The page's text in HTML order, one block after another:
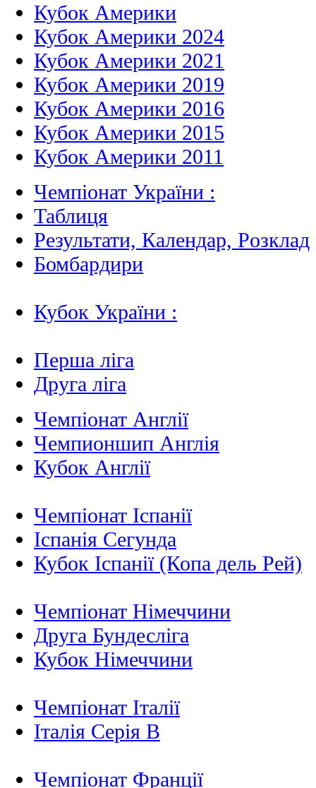
Кубок Америки
Кубок Америки 2024
Кубок Америки 2021
Кубок Америки 2019
Кубок Америки 2016
Кубок Америки 2015
Кубок Америки 2011
Чемпіонат України :
Таблиця
Результати, Календар, Poзклад
Бомбардири
Кубок України :
Перша ліга
Друга ліга
Чемпіонат Англії
Чемпионшип Англія
Кубок Англії
Чемпіонат Іспанії
Іспанія Сегунда
Кубок Іспанії (Копа дель Рей)
Чемпіонат Німеччини
Друга Бундесліга
Кубок Німеччини
Чемпіонат Італії
Італія Серія B
Чемпіонат Франції